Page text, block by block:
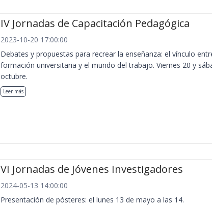
IV Jornadas de Capacitación Pedagógica
2023-10-20 17:00:00
Debates y propuestas para recrear la enseñanza: el vínculo
formación universitaria y el mundo del trabajo. Viernes 20 y
octubre.
Leer más
VI Jornadas de Jóvenes Investigadores
2024-05-13 14:00:00
Presentación de pósteres: el lunes 13 de mayo a las 14.